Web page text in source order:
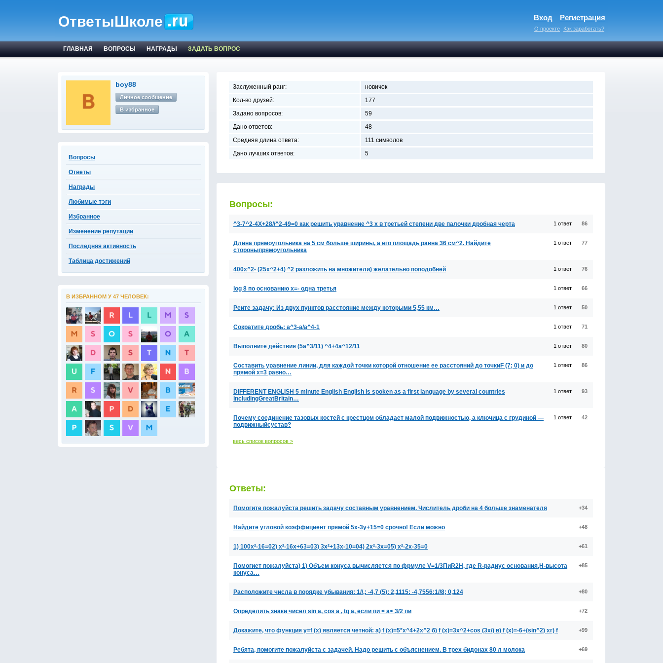
ОтветыШколе Вход Регистрация
О проекте Как заработать?
ГЛАВНАЯ ВОПРОСЫ НАГРАДЫ ЗАДАТЬ ВОПРОС
boy88
Личное сообщение
В избранное
Вопросы
Ответы
Награды
Любимые тэги
Избранное
Изменение репутации
Последняя активность
Таблица достижений
В ИЗБРАННОМ У 47 ЧЕЛОВЕК:
Заслуженный ранг:
новичок
Кол-во друзей:
177
Задано вопросов:
59
Дано ответов:
48
Средняя длина ответа:
111 символов
Дано лучших ответов:
5
Вопросы:
^3-7^2-4X+28//^2-49=0 как решить уравнение ^3 x в третьей степени две палочки дробная черта 1 ответ 86
Длина прямоугольника на 5 см больше ширины, а его площадь равна 36 см^2. Найдите
стороныпрямоугольника
1 ответ 77
400x^2- (25x^2+4) ^2 разложить на множители) желательно поподобней 1 ответ 76
log 8 по основанию х=- одна третья 1 ответ 66
Реите задачу: Из двух пунктов расстояние между которыми 5,55 км… 1 ответ 50
Сократите дробь: a^3-a/a^4-1 1 ответ 71
Выполните действия (5a^3/11) ^4+4a^12/11 1 ответ 80
Составить уравнение линии, для каждой точки которой отношение ее расстояний до точкиF (7; 0) и до
прямой x=3 равно…
1 ответ 86
DIFFERENT ENGLISH 5 minute English English is spoken as a first language by several countries
includingGreatBritain…
1 ответ 93
Почему соединение тазовых костей с крестцом обладает малой подвижностью, а ключица с грудиной —
подвижныйсустав?
1 ответ 42
весь список вопросов >
Ответы:
Помогите пожалуйста решить задачу составным уравнением. Числитель дроби на 4 больше знаменателя +34
Найдите угловой коэффициент прямой 5x-3y+15=0 срочно! Если можно +48
1) 100x²-16=02) x²-16x+63=03) 3x²+13x-10=04) 2x²-3x=05) x²-2x-35=0 +61
Помогиет пожалуйста) 1) Объем конуса вычисляется по фрмуле V=1/3ПиR2H, где R-радиус основания,H-высота
конуса…
+85
Расположите числа в порядке убывания: 1//,: -4,7 (5): 2,1115: -4,7556:1//8; 0,124 +80
Определить знаки чисел sin a, cos a , tg a, если пи < a< 3/2 пи +72
Докажите, что функция y=f (x) является четной: а) f (x)=5*x^4+2x^2 б) f (x)=3x^2+cos (3x/) в) f (x)=-6+(sin^2) xг) f +99
Ребята, помогите пожалуйста с задачей. Надо решить с объяснением. В трех бидонах 80 л молока +69